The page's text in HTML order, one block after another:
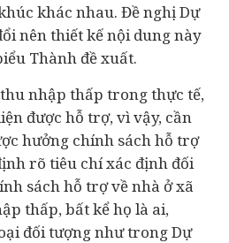
khác nhau. Đề nghị Dự
nên thiết kế nội dung này
Thành đề xuất.
nhập thấp trong thực tế,
được hỗ trợ, vì vậy, cần
hưởng chính sách hỗ trợ
rõ tiêu chí xác định đối
sách hỗ trợ về nhà ở xã
thấp, bất kể họ là ai,
đối tượng như trong Dự